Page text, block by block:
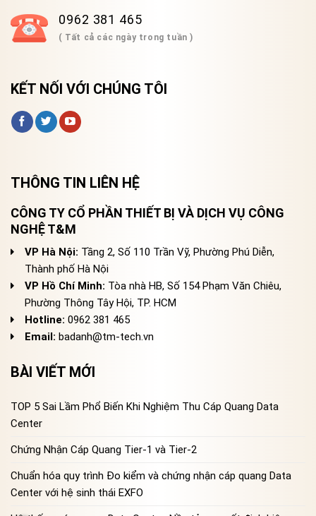
0962 381 465
( Tất cả các ngày trong tuần )
KẾT NỐI VỚI CHÚNG TÔI
THÔNG TIN LIÊN HỆ
CÔNG TY CỔ PHẦN THIẾT BỊ VÀ DỊCH VỤ CÔNG
NGHỆ T&M
VP Hà Nội: Tầng 2, Số 110 Trần Vỹ, Phường Phú Diễn,
Thành phố Hà Nội
VP Hồ Chí Minh: Tòa nhà HB, Số 154 Phạm Văn Chiêu,
Phường Thông Tây Hội, TP. HCM
Hotline: 0962 381 465
Email: badanh@tm-tech.vn
BÀI VIẾT MỚI
TOP 5 Sai Lầm Phổ Biến Khi Nghiệm Thu Cáp Quang Data
Center
Chứng Nhận Cáp Quang Tier-1 và Tier-2
Chuẩn hóa quy trình Đo kiểm và chứng nhận cáp quang Data
Center với hệ sinh thái EXFO